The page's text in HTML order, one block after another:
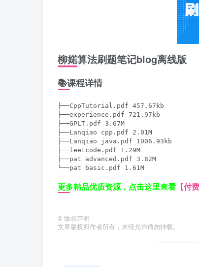
柳婼算法刷题笔记blog离线版
📚课程详情
├──CppTutorial.pdf 457.67kb
├──experience.pdf 721.97kb
├──GPLT.pdf 3.67M
├──Lanqiao cpp.pdf 2.01M
├──Lanqiao java.pdf 1006.93kb
├──leetcode.pdf 1.29M
├──pat advanced.pdf 3.82M
└──pat basic.pdf 1.61M
更多精品优质资源，点击这里查看 【付
© 版权声明
文章版权归作者所有，未经允许请勿转载。